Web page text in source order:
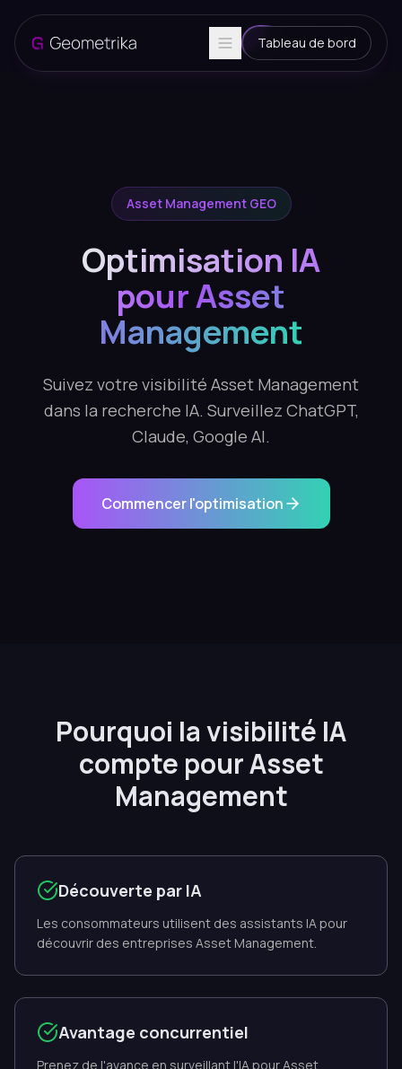
Tableau de bord
Asset Management GEO
Optimisation IA
pour Asset
Management
Suivez votre visibilité Asset Management
dans la recherche IA. Surveillez ChatGPT,
Claude, Google AI.
Commencer l'optimisation
Pourquoi la visibilité IA
compte pour Asset
Management
Découverte par IA
Les consommateurs utilisent des assistants IA pour
découvrir des entreprises Asset Management.
Avantage concurrentiel
Prenez de l'avance en surveillant l'IA pour Asset